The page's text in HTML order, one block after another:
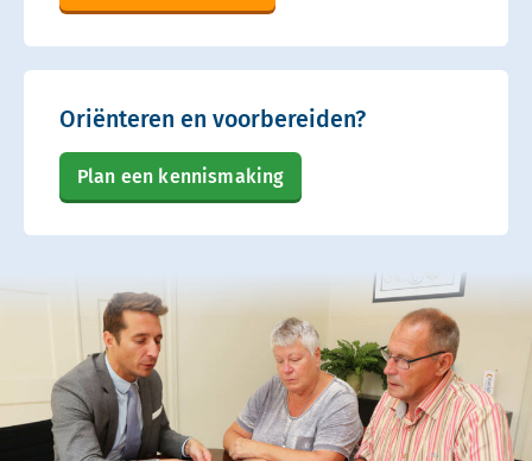
Oriënteren en voorbereiden?
Plan een kennismaking